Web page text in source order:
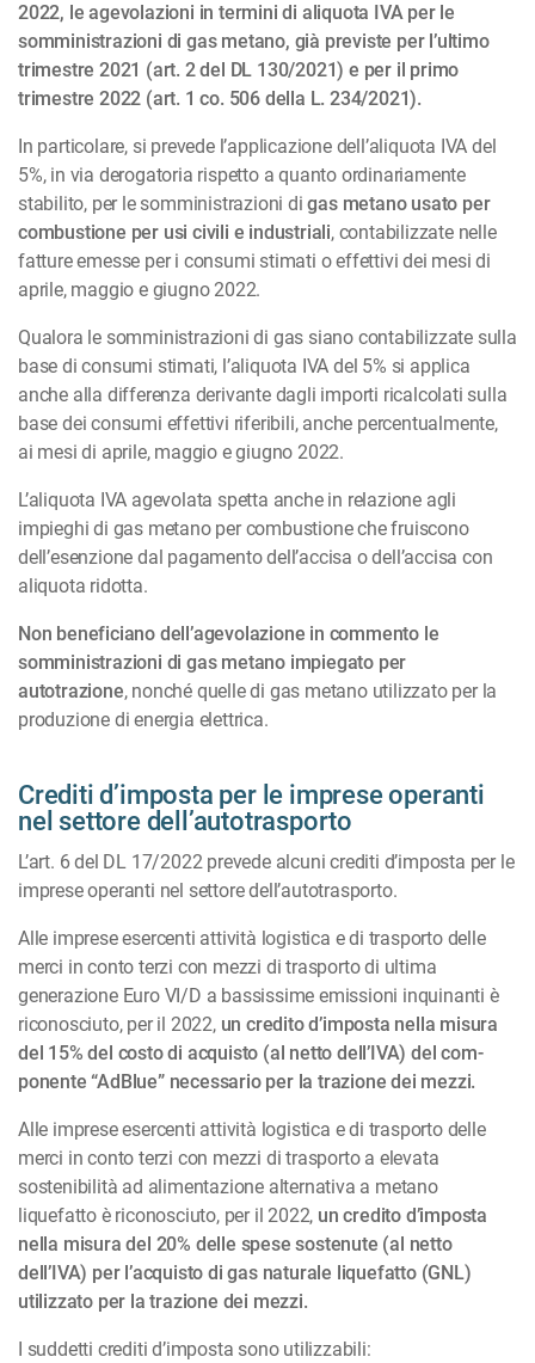
2022, le agevolazioni in termini di ali­quota IVA per le
somministrazioni di gas metano, già previste per l’ultimo
trimestre 2021 (art. 2 del DL 130/2021) e per il primo
trimestre 2022 (art. 1 co. 506 della L. 234/2021).
In particolare, si prevede l’applicazione dell’aliquota IVA del
5%, in via derogatoria rispetto a quan­to ordinariamente
stabilito, per le somministrazioni digas metano usato per
combustione per usi civili e industriali, contabilizzate nelle
fatture emesse per i consumi stimati o effettivi dei mesi di
aprile, maggio e giugno 2022.
Qualora le somministrazioni di gas siano contabilizzate sulla
base di consumi stimati, l’aliquota IVA del 5% si applica
anche alla differenza derivante dagli importi ricalcolati sulla
base dei con­su­mi effettivi riferibili, anche percentualmente,
ai mesi di aprile, maggio e giugno 2022.
L’aliquota IVA agevolata spetta anche in relazione agli
impieghi di gas metano per combustione che fruiscono
dell’esenzione dal pagamento dell’accisa o dell’accisa con
aliquota ridotta.
Non beneficiano dell’agevolazione in commento le
somministrazioni di gas metano impiegato per
autotrazione, nonché quelle di gas metano utilizzato per la
produzione di energia elettrica.
Crediti d’imposta per le imprese operanti
nel settore dell’autotrasporto
L’art. 6 del DL 17/2022 prevede alcuni crediti d’imposta per le
imprese operanti nel settore dell’au­totrasporto.
Alle imprese esercenti attività logistica e di trasporto delle
merci in conto terzi con mezzi di tra­sporto di ultima
generazione Euro VI/D a bassissime emissioni inquinanti è
riconosciuto, per il 2022, un credito d’imposta nella misura
del 15% del costo di acquisto (al netto dell’IVA) del com­
ponente “AdBlue” necessario per la trazione dei mezzi.
Alle imprese esercenti attività logistica e di trasporto delle
merci in conto terzi con mezzi di tra­sporto a elevata
sostenibilità ad alimentazione alternativa a metano
liquefatto è riconosciuto, per il 2022, un credito d’imposta
nella misura del 20% delle spese sostenute (al netto
dell’IVA) per l’ac­quisto di gas naturale liquefatto (GNL)
utilizzato per la trazione dei mezzi.
I suddetti crediti d’imposta sono utilizzabili: